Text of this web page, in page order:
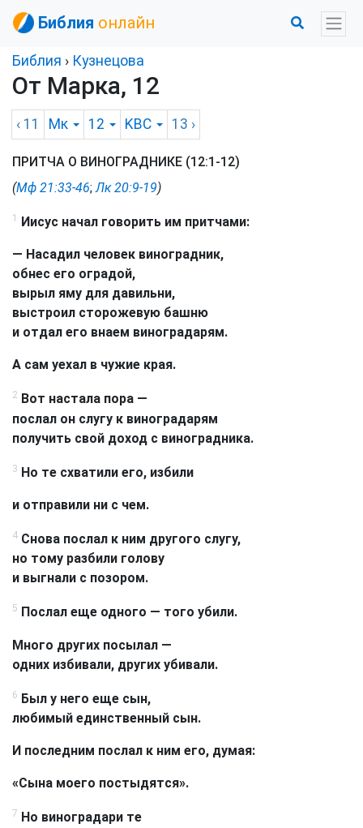
Библия онлайн
Библия › Кузнецова
От Марка, 12
‹ 11 Мк 12 KBC 13 ›
ПРИТЧА О ВИНОГРАДНИКЕ (12:1-12)
(Мф 21:33-46;Лк 20:9-19)
1 Иисус начал говорить им притчами:
— Насадил человек виноградник,
обнес его оградой,
вырыл яму для давильни,
выстроил сторожевую башню
и отдал его внаем виноградарям.
А сам уехал в чужие края.
2 Вот настала пора —
послал он слугу к виноградарям
получить свой доход с виноградника.
3 Но те схватили его, избили
и отправили ни с чем.
4 Снова послал к ним другого слугу,
но тому разбили голову
и выгнали с позором.
5 Послал еще одного — того убили.
Много других посылал —
одних избивали, других убивали.
6 Был у него еще сын,
любимый единственный сын.
И последним послал к ним его, думая:
«Сына моего постыдятся».
7 Но виноградари те